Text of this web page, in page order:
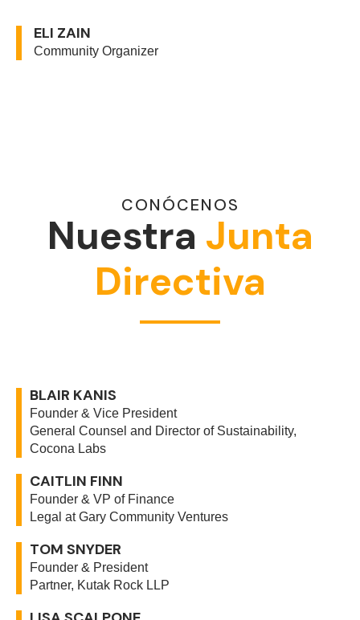
ELI ZAIN
Community Organizer
CONÓCENOS
Nuestra Junta
Directiva
BLAIR KANIS
Founder & Vice President
General Counsel and Director of Sustainability,
Cocona Labs
CAITLIN FINN
Founder & VP of Finance
Legal at Gary Community Ventures
TOM SNYDER
Founder & President
Partner, Kutak Rock LLP